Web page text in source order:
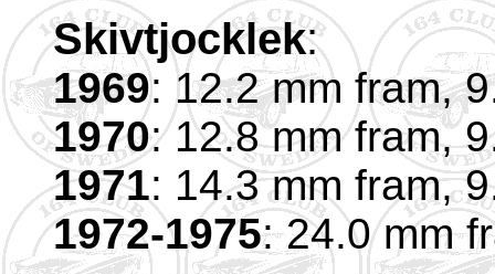
Skivtjocklek:
1969: 12.2 mm fram,
1970: 12.8 mm fram,
1971: 14.3 mm fram,
1972-1975: 24.0 mm